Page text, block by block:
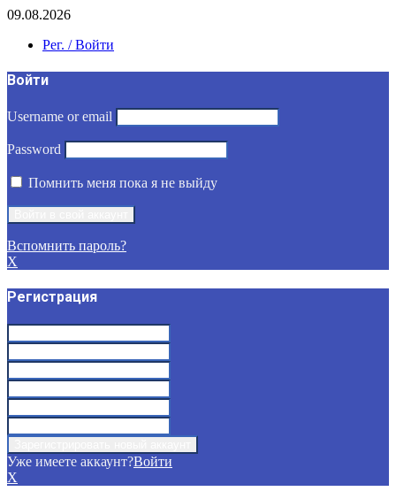
09.08.2026
Рег. / Войти
Войти
Username or email
Password
Помнить меня пока я не выйду
Вспомнить пароль?
X
Регистрация
Уже имеете аккаунт?Войти
X